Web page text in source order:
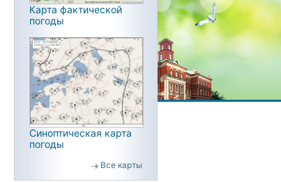
Карта фактической
погоды
Синоптическая карта
погоды
Все карты